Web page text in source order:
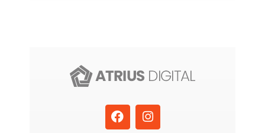
F
a
c
I
n
s